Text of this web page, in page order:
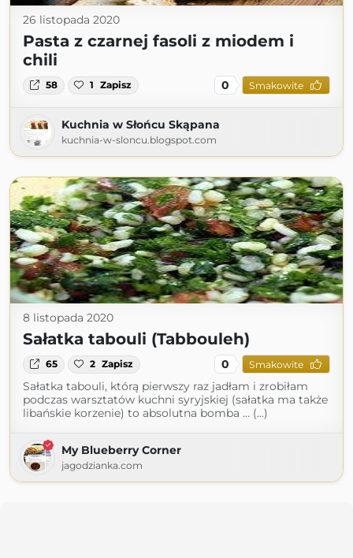
26 listopada 2020
Pasta z czarnej fasoli z miodem i
chili
58 1 Zapisz 0 Smakowite
Kuchnia w Słońcu Skąpana
kuchnia-w-sloncu.blogspot.com
8 listopada 2020
Sałatka tabouli (Tabbouleh)
65 2 Zapisz 0 Smakowite
Sałatka tabouli, którą pierwszy raz jadłam i zrobiłam
podczas warsztatów kuchni syryjskiej (sałatka ma także
libańskie korzenie) to absolutna bomba … (...)
My Blueberry Corner
jagodzianka.com